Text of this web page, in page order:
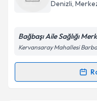
Kişisel
Metni'ni
Denizli,
Bağbaşı Aile Sağlığı
Kervansaray Mahallesi
Randevu